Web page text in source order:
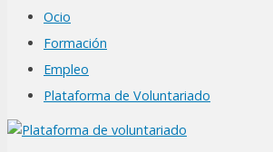
Ocio
Formación
Empleo
Plataforma de Voluntariado